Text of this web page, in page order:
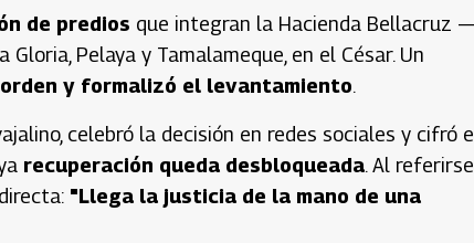
de predios que integran la Hacienda Bellacruz
Pelaya y Tamalameque, en el César. Un
y formalizó el levantamiento.
celebró la decisión en redes sociales y cifró
recuperación queda desbloqueada. Al
"Llega la justicia de la mano de una